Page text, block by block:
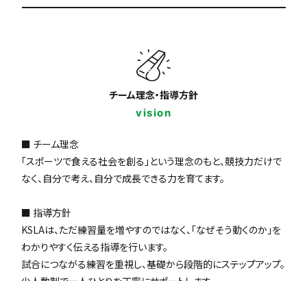
チーム理念・指導方針
vision
■ チーム理念
「スポーツで食える社会を創る」という理念のもと、競技力だけで
なく、自分で考え、自分で成長できる力を育てます。
■ 指導方針
KSLAは、ただ練習量を増やすのではなく、「なぜそう動くのか」を
わかりやすく伝える指導を行います。
試合につながる練習を重視し、基礎から段階的にステップアップ。